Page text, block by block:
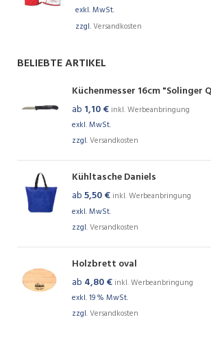
exkl. MwSt.
zzgl.Versandkosten
BELIEBTE ARTIKEL
Küchenmesser 16cm "Solinger
ab 1,10€ inkl. Werbeanbringung
exkl. MwSt.
zzgl.Versandkosten
Kühltasche Daniels
ab5,50€ inkl. Werbeanbringung
exkl. MwSt.
zzgl.Versandkosten
Holzbrett oval
ab 4,80€ inkl. Werbeanbringung
exkl. 19 % MwSt.
zzgl.Versandkosten